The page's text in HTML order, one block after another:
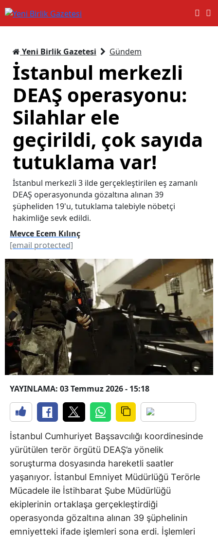
Yeni Birlik Gazetesi Gündem
İstanbul merkezli
DEAŞ operasyonu:
Silahlar ele
geçirildi, çok sayıda
tutuklama var!
İstanbul merkezli 3 ilde gerçekleştirilen eş zamanlı
DEAŞ operasyonunda gözaltına alınan 39
şüpheliden 19'u, tutuklama talebiyle nöbetçi
hakimliğe sevk edildi.
Mevce Ecem Kılınç
[email protected]
YAYINLAMA: 03 Temmuz 2026 - 15:18
İstanbul Cumhuriyet Başsavcılığı koordinesinde
yürütülen terör örgütü DEAŞ’a yönelik
soruşturma dosyasında hareketli saatler
yaşanıyor. İstanbul Emniyet Müdürlüğü Terörle
Mücadele ile İstihbarat Şube Müdürlüğü
ekiplerinin ortaklaşa gerçekleştirdiği
operasyonda gözaltına alınan 39 şüphelinin
emniyetteki ifade işlemleri sona erdi. İşlemleri